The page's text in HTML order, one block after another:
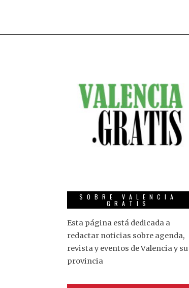
SOBRE VALENCIA
GRATIS
Esta página está dedicada a
redactar noticias sobre agenda,
revista y eventos de Valencia y su
provincia